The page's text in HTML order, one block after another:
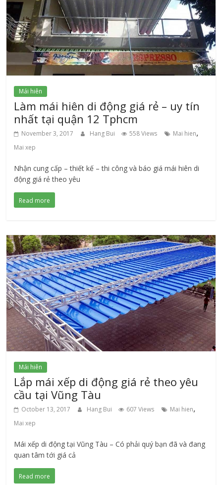
Mái hiên
Làm mái hiên di động giá rẻ – uy tín
nhất tại quận 12 Tphcm
November 3, 2017 Hang Bui 558 Views Mai hien,
Mai xep
Nhận cung cấp – thiết kế – thi công và báo giá mái hiên di
động giá rẻ theo yêu
Read more
Mái hiên
Lắp mái xếp di động giá rẻ theo yêu
cầu tại Vũng Tàu
October 13, 2017 Hang Bui 607 Views Mai hien,
Mai xep
Mái xếp di động tại Vũng Tàu – Có phải quý bạn đã và đang
quan tâm tới giá cả
Read more